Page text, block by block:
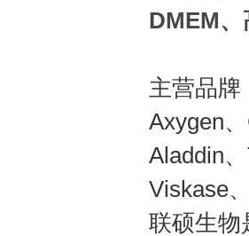
DMEM
主营品牌
Axygen
Aladdin
Viskase
联硕生物